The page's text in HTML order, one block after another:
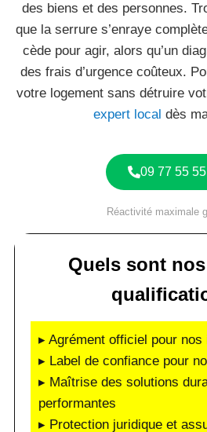
des biens et des personnes.
que la serrure s’enraye
cède pour agir, alors qu’un
des frais d’urgence coûteux.
votre logement sans détruire
expert local dès
09 77 55
Réactivité maximale
Quels sont
▸ Agrément officiel pour nos
▸ Label de confiance pour
▸ Maîtrise des solutions
performantes
▸ Protection juridique et